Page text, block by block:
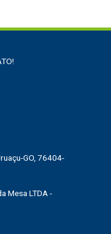
GO, 76404-
Mesa LTDA -